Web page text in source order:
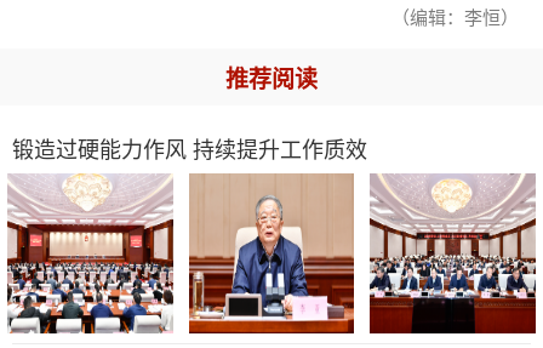
（编辑：李恒）
推荐阅读
锻造过硬能力作风 持续提升工作质效